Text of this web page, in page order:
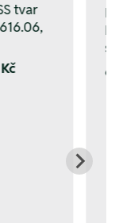
tvar